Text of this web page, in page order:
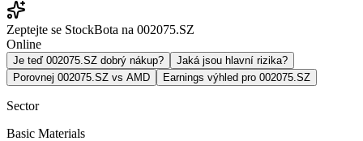
Zeptejte se StockBota na 002075.SZ
Online
Je teď 002075.SZ dobrý nákup?
Jaká jsou hlavní rizika?
Porovnej 002075.SZ vs AMD
Earnings výhled pro 002075.SZ
Sector
Basic Materials